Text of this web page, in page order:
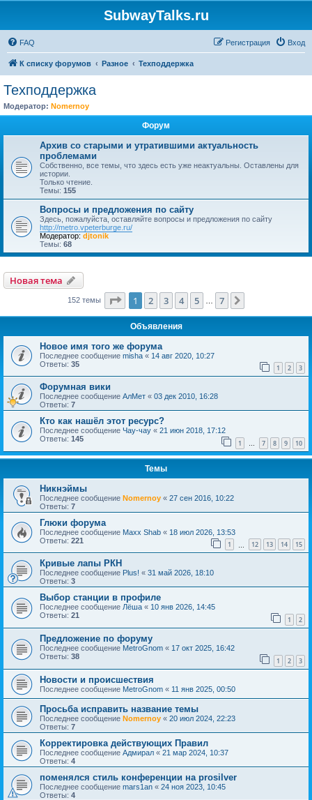
SubwayTalks.ru
FAQ Вход
Регистрация
К списку форумов Разное Техподдержка
Техподдержка
Модератор: Nomernoy
Форум
Архив со старыми и утратившими актуальность
проблемами
Собственно, все темы, что здесь есть уже неактуальны. Оставлены для
истории.
Только чтение.
Темы: 155
Вопросы и предложения по сайту
Здесь, пожалуйста, оставляйте вопросы и предложения по сайту
http://metro.vpeterburge.ru/
Модератор: djtonik
Темы: 68
Новая тема
152 темы Страница из
1 2 3 4 5 7
Объявления
Новое имя того же форума
Последнее сообщение misha « 14 авг 2020, 10:27
Ответы: 35 1 2 3
Форумная вики
Последнее сообщение АлМет « 03 дек 2010, 16:28
Ответы: 7
Кто как нашёл этот ресурс?
Последнее сообщение Чау-чау « 21 июн 2018, 17:12
Ответы: 145 1 … 7 8 9 10
Темы
Никнэймы
Последнее сообщение Nomernoy « 27 сен 2016, 10:22
Ответы: 7
Глюки форума
Последнее сообщение Maxx Shab « 18 июл 2026, 13:53
Ответы: 221 1 12 13 14 15
Кривые лапы РКН
Последнее сообщение Plus! « 31 май 2026, 18:10
Ответы: 3
Выбор станции в профиле
Последнее сообщение Лёша « 10 янв 2026, 14:45
Ответы: 21 1 2
Предложение по форуму
Последнее сообщение MetroGnom « 17 окт 2025, 16:42
Ответы: 38 1 2 3
Новости и происшествия
Последнее сообщение MetroGnom « 11 янв 2025, 00:50
Просьба исправить название темы
Последнее сообщение Nomernoy « 20 июл 2024, 22:23
Ответы: 7
Корректировка действующих Правил
Последнее сообщение Адмирал « 21 мар 2024, 10:37
Ответы: 4
поменялся стиль конференции на prosilver
Последнее сообщение mars1an « 24 ноя 2023, 10:45
Ответы: 4